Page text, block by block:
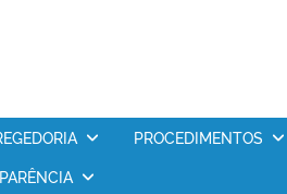
PROCEDIMENTOS